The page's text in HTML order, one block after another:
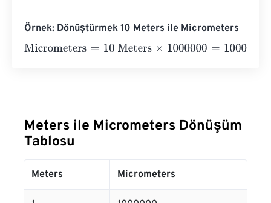
Örnek: Dönüştürmek 10 Meters ile Micrometers
Micrometers=10 Meters×1000000=10000000
Meters ile Micrometers Dönüşüm
Tablosu
Meters Micrometers